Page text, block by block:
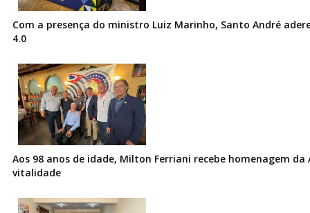
Com a presença do ministro Luiz Marinho, Santo André
4.0
Aos 98 anos de idade, Milton Ferriani recebe homenagem da
vitalidade